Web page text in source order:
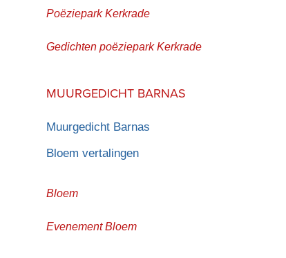
Poëziepark Kerkrade
Gedichten poëziepark Kerkrade
MUURGEDICHT BARNAS
Muurgedicht Barnas
Bloem vertalingen
Bloem
Evenement Bloem